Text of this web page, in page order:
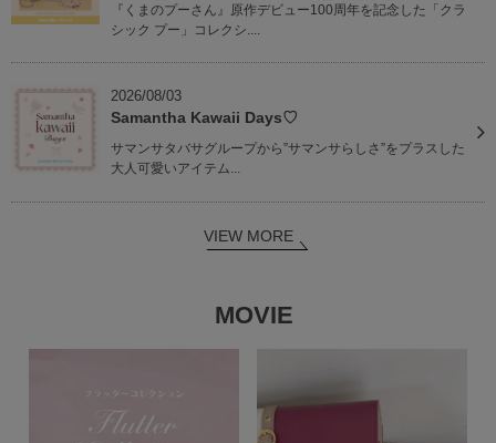
『くまのプーさん』原作デビュー100周年を記念した「クラ
シック プー」コレクシ....
2026/08/03
Samantha Kawaii Days♡
サマンサタバサグループから”サマンサらしさ”をプラスした
大人可愛いアイテム...
VIEW MORE
MOVIE